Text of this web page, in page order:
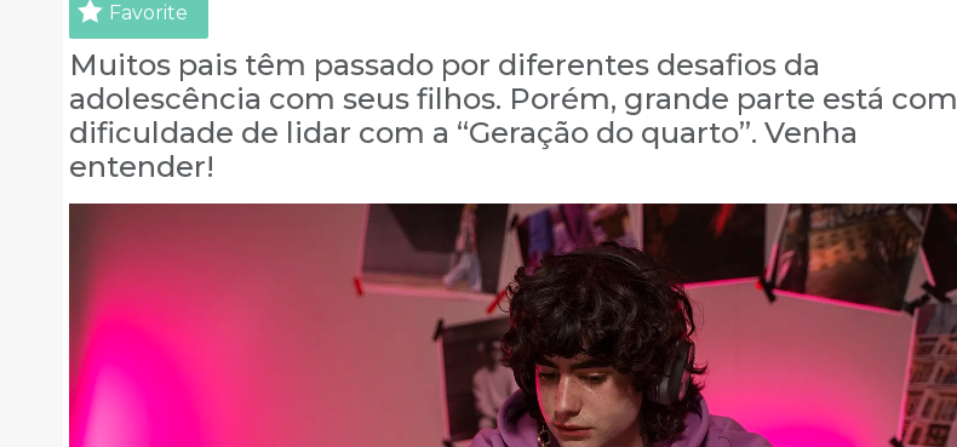
Favorite
Muitos pais têm passado por diferentes desafios da
adolescência com seus filhos. Porém, grande parte está com
dificuldade de lidar com a “Geração do quarto”. Venha
entender!